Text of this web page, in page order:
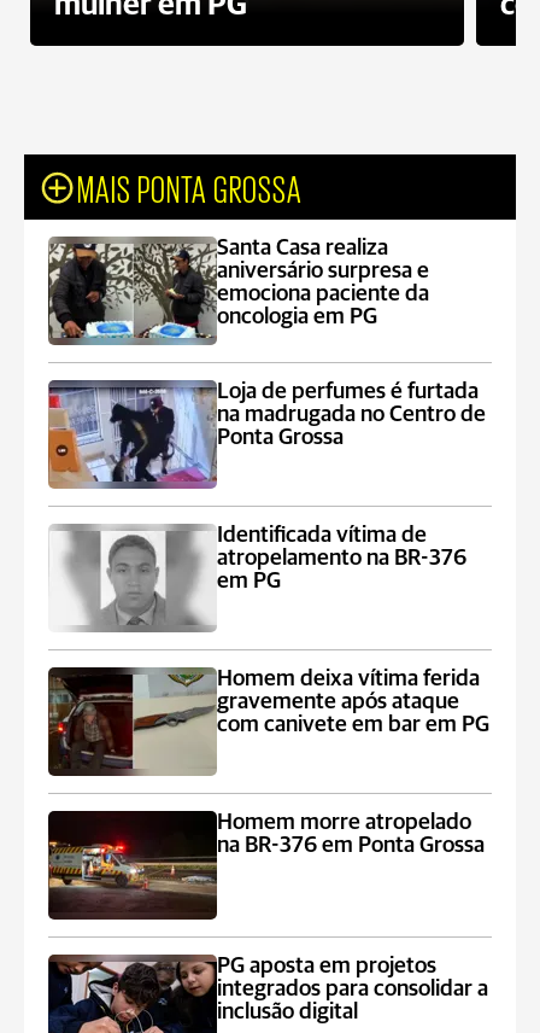
MAIS PONTA GROSSA
Santa Casa realiza
aniversário surpresa e
emociona paciente da
oncologia em PG
Loja de perfumes é furtada
na madrugada no Centro de
Ponta Grossa
Identificada vítima de
atropelamento na BR-376
em PG
Homem deixa vítima ferida
gravemente após ataque
com canivete em bar em PG
Homem morre atropelado
na BR-376 em Ponta Grossa
PG aposta em projetos
integrados para consolidar a
inclusão digital